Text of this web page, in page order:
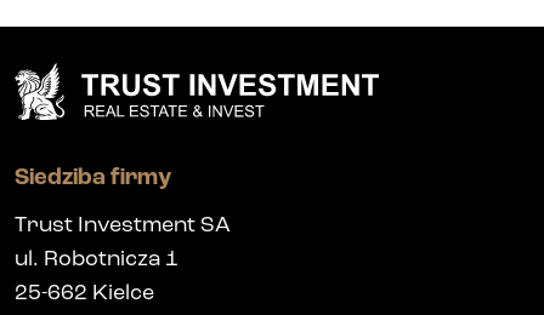
Siedziba firmy
Trust Investment SA
ul. Robotnicza 1
25-662 Kielce